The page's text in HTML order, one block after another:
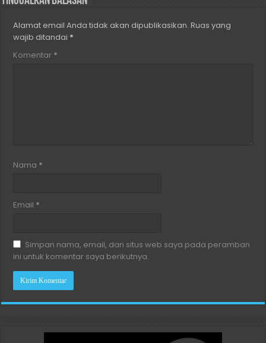
Alamat email Anda tidak akan dipublikasikan. Ruas yang
wajib ditandai *
Komentar *
Nama *
Email *
Simpan nama, email, dan situs web saya pada peramban
ini untuk komentar saya berikutnya.